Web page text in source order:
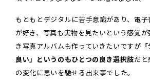
もともとデジタルに苦手意識があり、電
が好き、写真も実物を見たいという感覚
き写真アルバムも作っていきたいですが
良い」というのもひとつの良き選択肢だ
の変化に思いを馳せる出来事でした。